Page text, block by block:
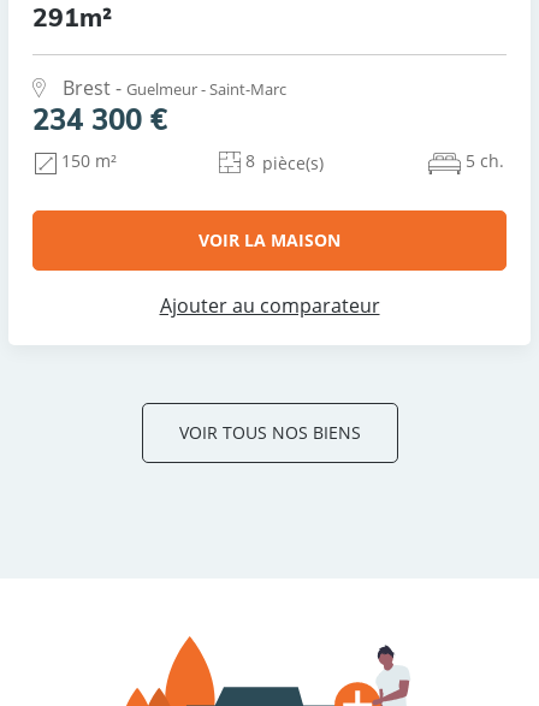
291m²
Brest - Guelmeur - Saint-Marc
234 300 €
150 m² 8 pièce(s) 5 ch.
VOIR LA MAISON
Ajouter au comparateur
VOIR TOUS NOS BIENS